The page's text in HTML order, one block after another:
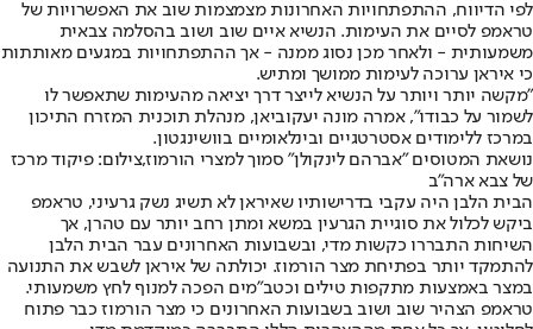
לפי הדיווח, ההתפתחויות האחרונות מצמצמות שוב את האפשרויות של
טראמפ לסיים את העימות. הנשיא איים שוב ושוב בהסלמה צבאית
משמעותית - ולאחר מכן נסוג ממנה - אך ההתפתחויות במגעים מאותתות
כי איראן ערוכה לעימות ממושך ומתיש.
"מקשה יותר ויותר על הנשיא לייצר דרך יציאה מהעימות שתאפשר לו
לשמור על כבודו", אמרה מונה יעקוביאן, מנהלת תוכנית המזרח התיכון
במרכז ללימודים אסטרטגיים ובינלאומיים בוושינגטון.
נושאת המטוסים "אברהם לינקולן" סמוך למצרי הורמוז,צילום: פיקוד מרכז
של צבא ארה"ב
הבית הלבן היה עקבי בדרישותיו שאיראן לא תשיג נשק גרעיני, טראמפ
ביקש לכלול את סוגיית הגרעין במשא ומתן רחב יותר עם טהרן, אך
השיחות התבררו כקשות מדי, ובשבועות האחרונים עבר הבית הלבן
להתמקד יותר בפתיחת מצר הורמוז. יכולתה של איראן לשבש את התנועה
במצר באמצעות מתקפות טילים וכטב"מים הפכה למנוף לחץ משמעותי.
טראמפ הצהיר שוב ושוב בשבועות האחרונים כי מצר הורמוז כבר פתוח